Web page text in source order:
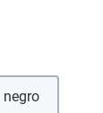
negro